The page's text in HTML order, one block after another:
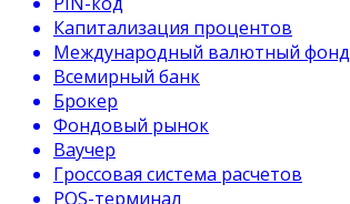
Капитализация процентов
Международный валютный фонд
Всемирный банк
Брокер
Фондовый рынок
Ваучер
Гроссовая система расчетов
POS-терминал